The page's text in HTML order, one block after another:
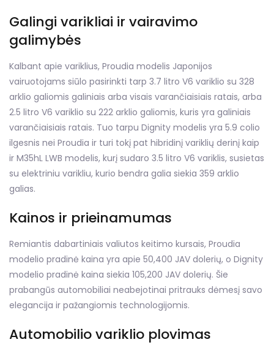
Galingi varikliai ir vairavimo
galimybės
Kalbant apie variklius, Proudia modelis Japonijos
vairuotojams siūlo pasirinkti tarp 3.7 litro V6 variklio su 328
arklio galiomis galiniais arba visais varančiaisiais ratais, arba
2.5 litro V6 variklio su 222 arklio galiomis, kuris yra galiniais
varančiaisiais ratais. Tuo tarpu Dignity modelis yra 5.9 colio
ilgesnis nei Proudia ir turi tokį pat hibridinį variklių derinį kaip
ir M35hL LWB modelis, kurį sudaro 3.5 litro V6 variklis, susietas
su elektriniu varikliu, kurio bendra galia siekia 359 arklio
galias.
Kainos ir prieinamumas
Remiantis dabartiniais valiutos keitimo kursais, Proudia
modelio pradinė kaina yra apie 50,400 JAV dolerių, o Dignity
modelio pradinė kaina siekia 105,200 JAV dolerių. Šie
prabangūs automobiliai neabejotinai pritrauks dėmesį savo
elegancija ir pažangiomis technologijomis.
Automobilio variklio plovimas